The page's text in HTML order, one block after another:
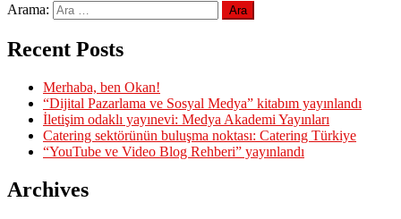
Arama:
Recent Posts
Merhaba, ben Okan!
“Dijital Pazarlama ve Sosyal Medya” kitabım yayınlandı
İletişim odaklı yayınevi: Medya Akademi Yayınları
Catering sektörünün buluşma noktası: Catering Türkiye
“YouTube ve Video Blog Rehberi” yayınlandı
Archives